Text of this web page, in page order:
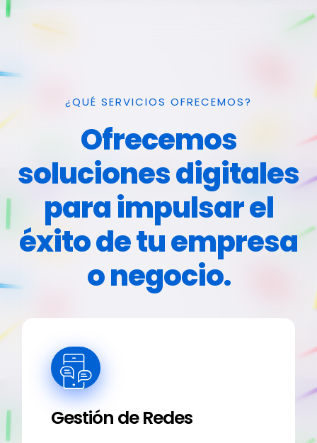
¿QUÉ SERVICIOS OFRECEMOS?
Ofrecemos
soluciones digitales
para impulsar el
éxito de tu empresa
o negocio.
Gestión de Redes